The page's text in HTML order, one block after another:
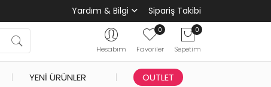
Yardım & Bilgi Sipariş Takibi
Hesabım
0
Favoriler
0
Sepetim
YENI ÜRÜNLER OUTLET